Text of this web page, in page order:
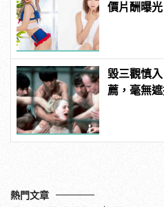
價片酬曝
毀三觀慎
薦，毫無
熱門文章